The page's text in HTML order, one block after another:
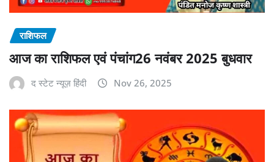
राशिफल
आज का राशिफल एवं पंचांग26 नवंबर 2025 बुधवार
द स्टेट न्यूज़ हिंदी Nov 26, 2025